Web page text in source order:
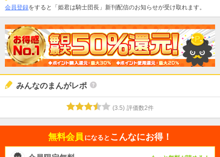
会員登録をすると「姫君は騎士団長」新刊配信のお知らせが受け取れます。
みんなのまんがレポ
(3.5) 評価数2件
無料会員 になると こんなにお得！